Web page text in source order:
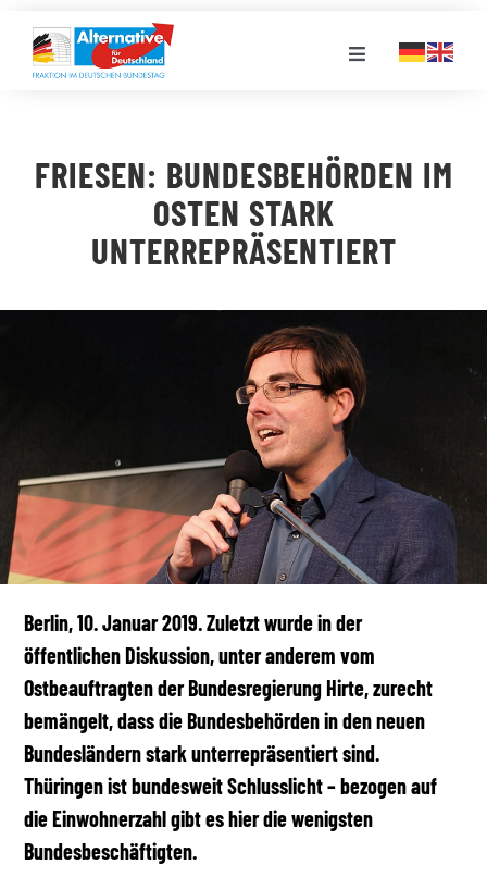
Inhalt
springen
Toggle
LANDESGRUPPEN
VERANSTALTUNGEN
MEDIATHEK
FRIESEN: BUNDESBEHÖRDEN IM
OSTEN STARK
UNTERREPRÄSENTIERT
Berlin, 10. Januar 2019. Zuletzt wurde in der
öffentlichen Diskussion, unter anderem vom
Ostbeauftragten der Bundesregierung Hirte, zurecht
bemängelt, dass die Bundesbehörden in den neuen
Bundesländern stark unterrepräsentiert sind.
Thüringen ist bundesweit Schlusslicht – bezogen auf
die Einwohnerzahl gibt es hier die wenigsten
Bundesbeschäftigten.